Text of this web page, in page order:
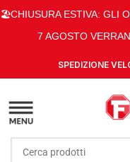
🏖️CHIUSURA ESTIVA: GLI
7 AGOSTO
SPEDIZIONE